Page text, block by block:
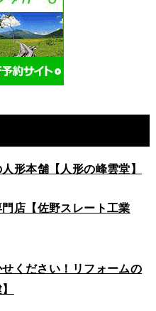
本舗【人形の峰雲堂】
店【佐野スレート工業
ください！リフォームの